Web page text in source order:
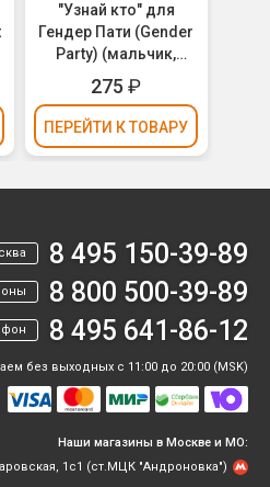
"Узнай кто" для
Гендер Пати (Gender
Party) (мальчик,
голубое бумажное
конфетти) 30см
275 ₽
ПЕРЕЙТИ К ТОВАРУ
8 495 150-39-89
8 800 500-39-89
8 495 641-86-12
без выходных с 11:00 до 20:00 (MSK)
Наши магазины в Москве и МО:
1с1 (ст.МЦК "Андроновка")